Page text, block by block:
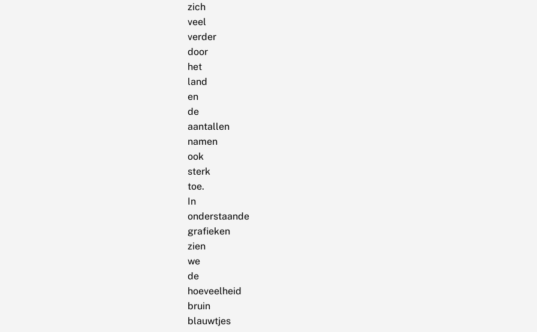
zich
veel
verder
door
het
land
en
de
aantallen
namen
ook
sterk
toe.
In
onderstaande
grafieken
zien
we
de
hoeveelheid
bruin
blauwtjes